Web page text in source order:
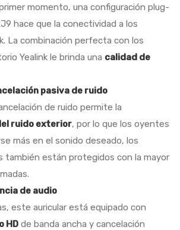
momento, una configuración plug-
hace que la conectividad a los
La combinación perfecta con los
Yealink le brinda una calidad de
pasiva de ruido
de ruido permite la
ruido exterior, por lo que los oyentes
más en el sonido deseado, los
también están protegidos con la mayor
de audio
este auricular está equipado con
HD de banda ancha y cancelación